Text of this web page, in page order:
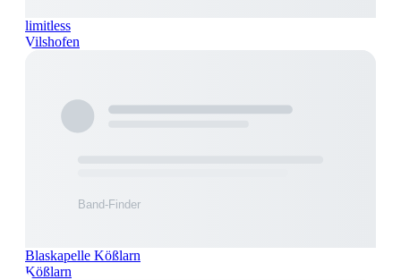
limitless
Vilshofen
Blaskapelle Kößlarn
Kößlarn